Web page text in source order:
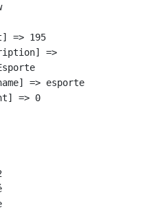
=> 195
=>
=> esporte
=> 0